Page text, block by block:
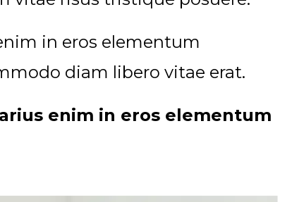
in eros elementum
diam libero vitae erat.
enim in eros elementum